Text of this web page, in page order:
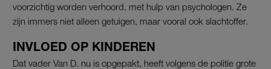
voorzichtig worden verhoord, met hulp van psychologen. Ze
zijn immers niet alleen getuigen, maar vooral ook slachtoffer.
INVLOED OP KINDEREN
Dat vader Van D. nu is opgepakt, heeft volgens de politie grote